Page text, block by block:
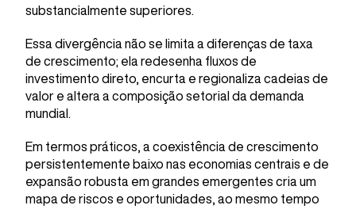
substancialmente superiores.
Essa divergência não se limita a diferenças de taxa
de crescimento; ela redesenha fluxos de
investimento direto, encurta e regionaliza cadeias de
valor e altera a composição setorial da demanda
mundial.
Em termos práticos, a coexistência de crescimento
persistentemente baixo nas economias centrais e de
expansão robusta em grandes emergentes cria um
mapa de riscos e oportunidades, ao mesmo tempo